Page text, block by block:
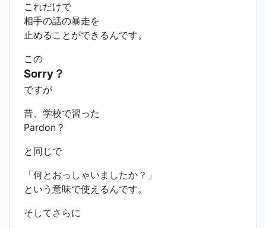
これだけで
相手の話の暴走を
止めることができるんです。
この
Sorry？
ですが
昔、学校で習った
Pardon？
と同じで
「何とおっしゃいましたか？」
という意味で使えるんです。
そしてさらに